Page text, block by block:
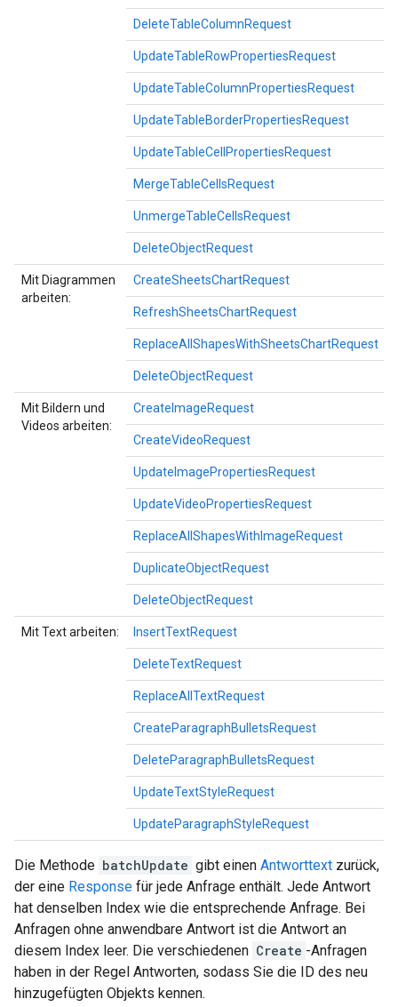
DeleteTableColumnRequest
UpdateTableRowPropertiesRequest
UpdateTableColumnPropertiesRequest
UpdateTableBorderPropertiesRequest
UpdateTableCellPropertiesRequest
MergeTableCellsRequest
UnmergeTableCellsRequest
DeleteObjectRequest
Mit Diagrammen
arbeiten:
CreateSheetsChartRequest
RefreshSheetsChartRequest
ReplaceAllShapesWithSheetsChartRequest
DeleteObjectRequest
Mit Bildern und
Videos arbeiten:
CreateImageRequest
CreateVideoRequest
UpdateImagePropertiesRequest
UpdateVideoPropertiesRequest
ReplaceAllShapesWithImageRequest
DuplicateObjectRequest
DeleteObjectRequest
Mit Text arbeiten: InsertTextRequest
DeleteTextRequest
ReplaceAllTextRequest
CreateParagraphBulletsRequest
DeleteParagraphBulletsRequest
UpdateTextStyleRequest
UpdateParagraphStyleRequest
Die Methode batchUpdate gibt einen Antworttext zurück,
der eine Response für jede Anfrage enthält. Jede Antwort
hat denselben Index wie die entsprechende Anfrage. Bei
Anfragen ohne anwendbare Antwort ist die Antwort an
diesem Index leer. Die verschiedenen Create -Anfragen
haben in der Regel Antworten, sodass Sie die ID des neu
hinzugefügten Objekts kennen.